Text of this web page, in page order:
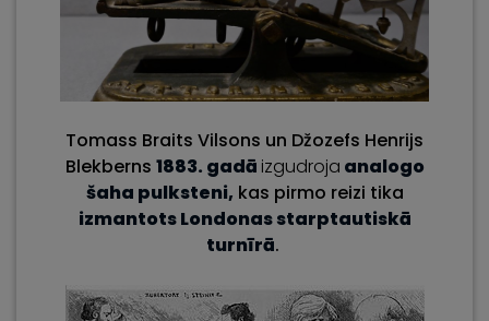
Tomass Braits Vilsons un Džozefs Henrijs
Blekberns 1883. gadā izgudroja analogo
šaha pulksteni, kas pirmo reizi tika
izmantots Londonas starptautiskā
turnīrā.